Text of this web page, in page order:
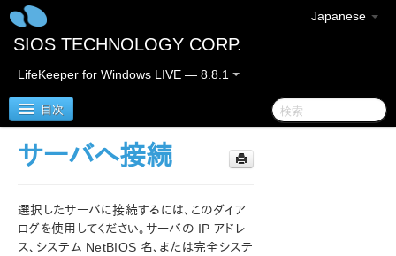
Japanese
SIOS TECHNOLOGY CORP.
LifeKeeper for Windows LIVE — 8.8.1
目次
SIOS Protection Suite for Windows
SIOS Protection Suite for Windows リリースノート
SIOS Protection Suite for Windows クイックスタート
サーバへ接続
選択したサーバに接続するには、このダイア
ログを使用してください。サーバの IP アドレ
ス、システム NetBIOS 名、または完全システ